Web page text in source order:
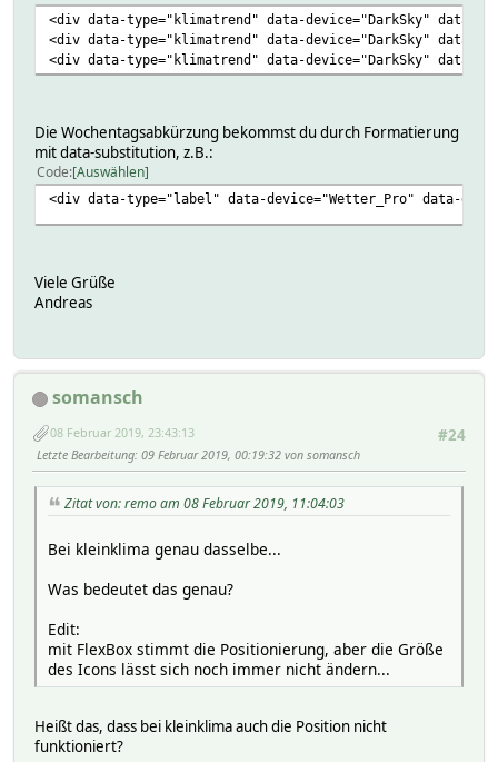
<div data-type="klimatrend" data-device="DarkSky"
<div data-type="klimatrend" data-device="DarkSky"
<div data-type="klimatrend" data-device="DarkSky"
Die Wochentagsabkürzung bekommst du durch Formatierung
mit data-substitution, z.B.:
Code Auswählen
<div data-type="label" data-device="Wetter_Pro" data-
Viele Grüße
Andreas
somansch
#24
08 Februar 2019, 23:43:13
Letzte Bearbeitung: 09 Februar 2019, 00:19:32 von somansch
Zitat von: remo am 08 Februar 2019, 11:04:03
Bei kleinklima genau dasselbe...
Was bedeutet das genau?
Edit:
mit FlexBox stimmt die Positionierung, aber die Größe
des Icons lässt sich noch immer nicht ändern...
Heißt das, dass bei kleinklima auch die Position nicht
funktioniert?